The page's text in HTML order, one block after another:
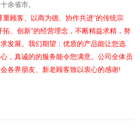
余省市。
重顾客、以商为德、协作共进”的传统宗
拓、创新”的经营理念，不断精益求精，努
发展。我们期望：优质的产品能让您选
，真诚的的服务能令您满意。公司全体员
各界朋友、新老顾客致以衷心的感谢!